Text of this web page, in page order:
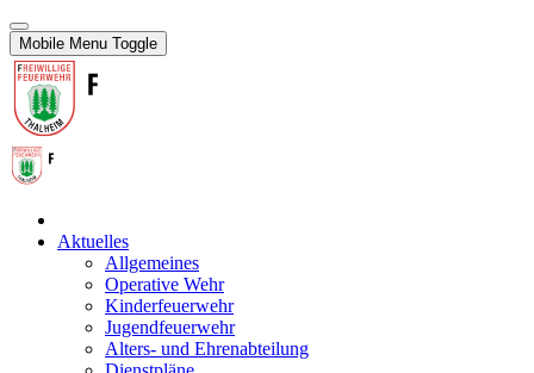
Mobile Menu Toggle
Aktuelles
Allgemeines
Operative Wehr
Kinderfeuerwehr
Jugendfeuerwehr
Alters- und Ehrenabteilung